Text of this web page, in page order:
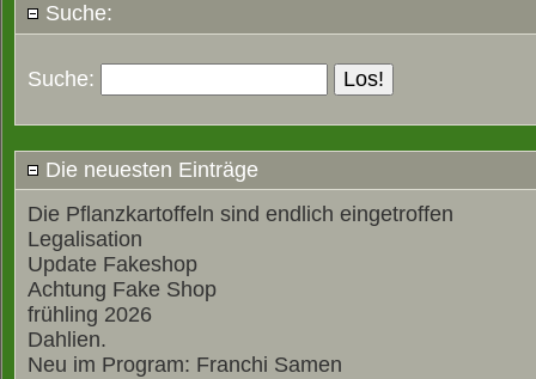
Suche:
Suche:
Die neuesten Einträge
Die Pflanzkartoffeln sind endlich eingetroffen
Legalisation
Update Fakeshop
Achtung Fake Shop
frühling 2026
Dahlien.
Neu im Program: Franchi Samen